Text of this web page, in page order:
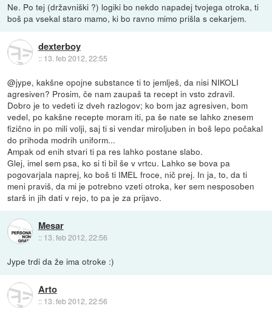
Ne. Po tej (državniški ?) logiki bo nekdo napadej tvojega otroka, ti
boš pa vsekal staro mamo, ki bo ravno mimo prišla s cekarjem.
dexterboy
:: 13. feb 2012, 22:55
@jype, kakšne opojne substance ti to jemlješ, da nisi NIKOLI
agresiven? Prosim, če nam zaupaš ta recept in vsto zdravil.
Dobro je to vedeti iz dveh razlogov; ko bom jaz agresiven, bom
vedel, po kakšne recepte moram iti, pa še nate se lahko znesem
fizično in po mili volji, saj ti si vendar miroljuben in boš lepo počakal
do prihoda modrih uniform...
Ampak od enih stvari ti pa res lahko postane slabo.
Glej, imel sem psa, ko si ti bil še v vrtcu. Lahko se bova pa
pogovarjala naprej, ko boš ti IMEL froce, nič prej. In ja, to, da ti
meni praviš, da mi je potrebno vzeti otroka, ker sem nesposoben
starš in jih dati v rejo, to pa je za prijavo.
Mesar
:: 13. feb 2012, 22:56
Jype trdi da že ima otroke :)
Arto
:: 13. feb 2012, 22:56